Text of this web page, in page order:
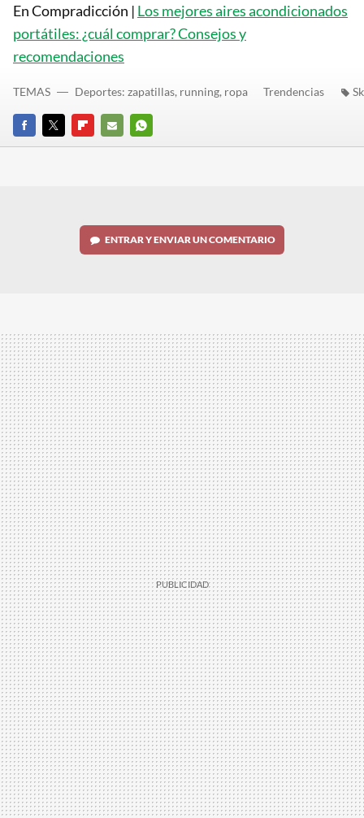
En Compradicción | Los mejores aires acondicionados
portátiles: ¿cuál comprar? Consejos y
recomendaciones
FACEBOOK
TWITTERFLIPBOARD
E-
WHATSAPP
TEMAS Deportes: zapatillas, running, ropa Trendencias
ENTRAR Y ENVIAR UN COMENTARIO